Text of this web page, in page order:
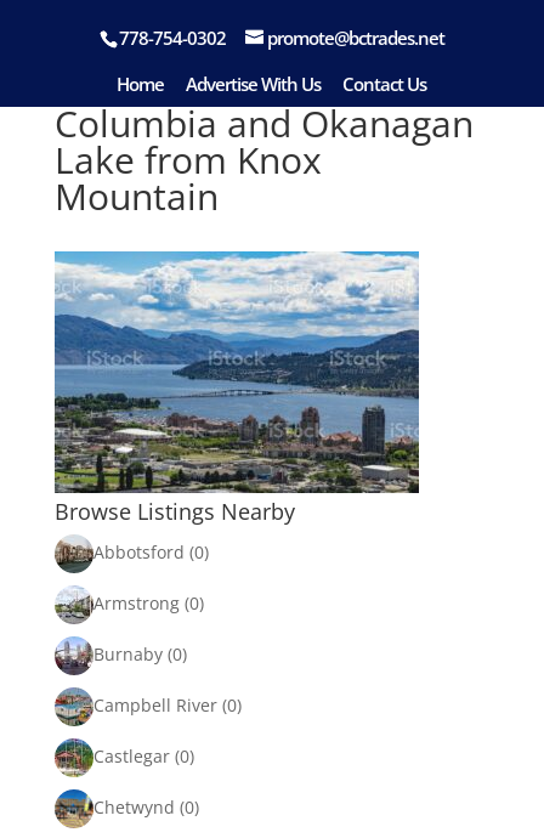
778-754-0302
promote@bctrades.net
Home
Advertise With Us Contact Us
A view of Kelowna British
Columbia and Okanagan
Lake from Knox
Mountain
Browse Listings Nearby
Abbotsford (0)
Armstrong (0)
Burnaby (0)
Campbell River (0)
Castlegar (0)
Chetwynd (0)